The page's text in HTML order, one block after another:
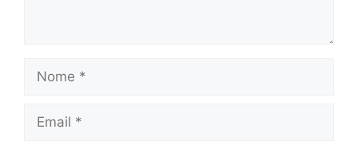
Nome
Email